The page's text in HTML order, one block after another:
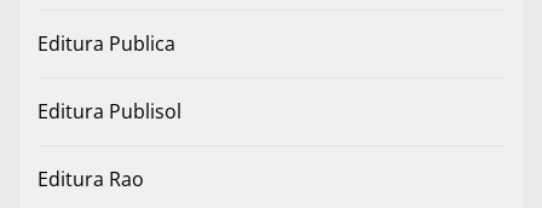
Editura Publica
Editura Publisol
Editura Rao